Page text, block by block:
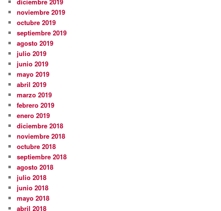
noviembre 2019
octubre 2019
septiembre 2019
agosto 2019
julio 2019
junio 2019
mayo 2019
abril 2019
marzo 2019
febrero 2019
enero 2019
diciembre 2018
noviembre 2018
octubre 2018
septiembre 2018
agosto 2018
julio 2018
junio 2018
mayo 2018
abril 2018